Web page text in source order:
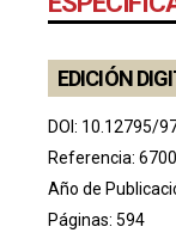
EDICIÓN
DOI: 10.12795/
Referencia:
Año de
Páginas: 594